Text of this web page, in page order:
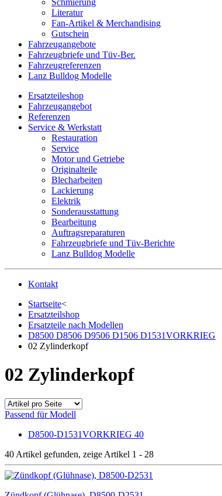
Schmierung
Literatur
Fan-Artikel & Merchandising
Gutschein
Fahrzeugangebote
Fahrzeugbriefe und Tüv-Ber.
Fahrzeugreferenzen
Lanz Bulldog Modelle
Ersatzteileshop
Fahrzeugangebot
Referenzen
Service & Werkstatt
Restauration
Service
Motor und Getriebe
Originalteile
Blecharbeiten
Lackierung
Elektrik
Sonderausstattung
Bearbeitung
Auftragsreparaturen
Fahrzeugbriefe und Tüv-Berichte
Lanz Bulldog Modelle
Kontakt
Startseite<
Ersatzteilshop
Ersatzteile nach Modellen
D8500 D8506 D9506 D1506 D1531VORKRIEG
02 Zylinderkopf
02 Zylinderkopf
Passend für Modell
D8500-D1531VORKRIEG 40
40 Artikel gefunden, zeige Artikel 1 - 28